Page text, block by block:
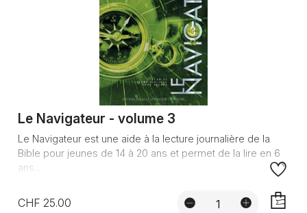
Le Navigateur - volume 3
Le Navigateur est une aide à la lecture journalière de la
Bible pour jeunes de 14 à 20 ans et permet de la lire en 6
ans...
CHF 25.00